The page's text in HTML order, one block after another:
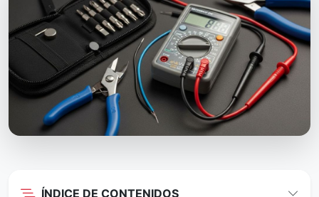
ÍNDICE DE CONTENIDOS